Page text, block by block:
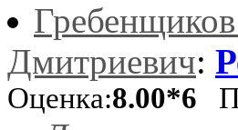
Дмитриевич:
Оценка:8.00*6